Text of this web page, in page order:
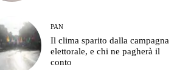
PAN
Il clima sparito dalla campagna
elettorale, e chi ne pagherà il
conto